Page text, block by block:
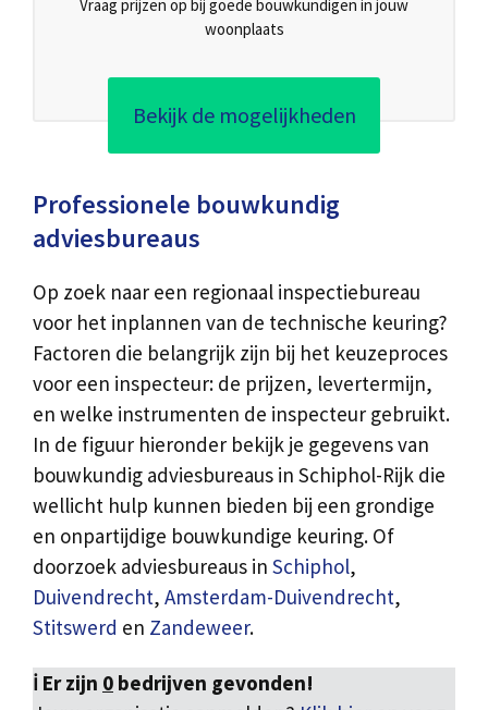
Vraag prijzen op bij goede bouwkundigen in jouw
woonplaats
Bekijk de mogelijkheden
Professionele bouwkundig
adviesbureaus
Op zoek naar een regionaal inspectiebureau
voor het inplannen van de technische keuring?
Factoren die belangrijk zijn bij het keuzeproces
voor een inspecteur: de prijzen, levertermijn,
en welke instrumenten de inspecteur gebruikt.
In de figuur hieronder bekijk je gegevens van
bouwkundig adviesbureaus in Schiphol-Rijk die
wellicht hulp kunnen bieden bij een grondige
en onpartijdige bouwkundige keuring. Of
doorzoek adviesbureaus in Schiphol,
Duivendrecht, Amsterdam-Duivendrecht,
Stitswerd en Zandeweer.
ℹ️ Er zijn 0 bedrijven gevonden!